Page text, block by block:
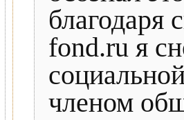
благодаря
fond.ru я
членом